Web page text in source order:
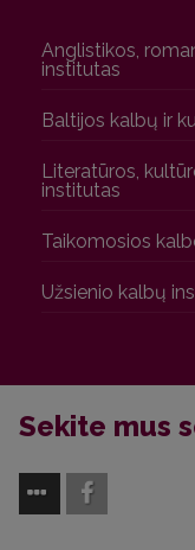
Anglistikos,
institutas
Baltijos kalbų ir
Literatūros,
institutas
Taikomosios
Užsienio kalbų
Sekite mus